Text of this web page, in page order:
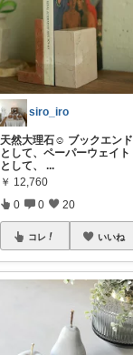
siro_iro
天然大理石☺︎ ブックエンド
として、ペーパーウェイト
として、...
￥ 12,760
0 0 20
コレ いいね